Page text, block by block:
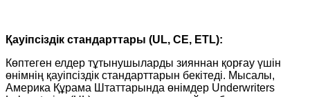
Қауіпсіздік стандарттары (UL, CE, ETL):
Көптеген елдер тұтынушыларды зияннан қорғау үшін
өнімнің қауіпсіздік стандарттарын бекітеді. Мысалы,
Америка Құрама Штаттарында өнімдер Underwriters